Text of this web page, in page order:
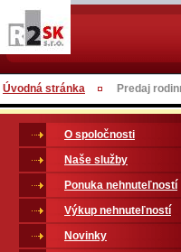
Úvodná stránka Predaj
O spoločnosti
Naše služby
Ponuka nehnuteľností
Výkup nehnuteľností
Novinky